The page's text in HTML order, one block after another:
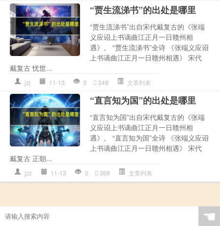
“贾生流涕书”的出处是哪里
“贾生流涕书”出自宋代戴复古的《张端
义应诏上书谪曲江正月一日赣州相
遇》。 “贾生流涕书”全诗 《张端义应诏
上书谪曲江正月一日赣州相遇》 宋代
戴复古 忧世...
jzj 11-13 0 348 文章列表
“直言知为国”的出处是哪里
“直言知为国”出自宋代戴复古的《张端
义应诏上书谪曲江正月一日赣州相
遇》。 “直言知为国”全诗 《张端义应诏
上书谪曲江正月一日赣州相遇》 宋代
戴复古 正朝...
jzz 11-13 0 368 文章列表
☚